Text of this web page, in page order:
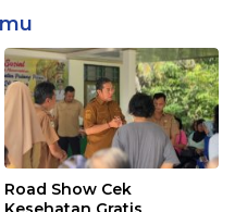
Road Show Cek